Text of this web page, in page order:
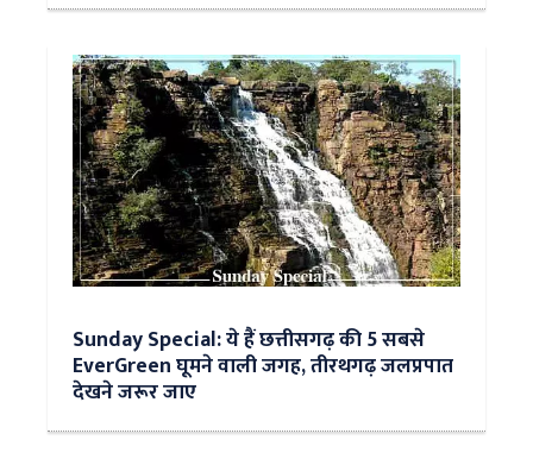
Sunday Special: ये हैं छत्तीसगढ़ की 5 सबसे
EverGreen घूमने वाली जगह, तीरथगढ़ जलप्रपात
देखने जरूर जाए